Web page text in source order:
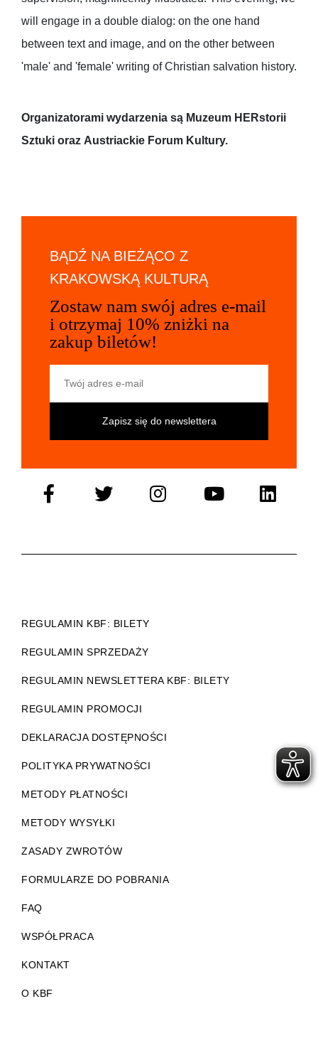
will engage in a double dialog: on the one hand
between text and image, and on the other between
'male' and 'female' writing of Christian salvation history.
Organizatorami wydarzenia są Muzeum HERstorii
Sztuki oraz Austriackie Forum Kultury.
BĄDŹ NA BIEŻĄCO Z
KRAKOWSKĄ KULTURĄ
Zostaw nam swój adres e-mail
i otrzymaj 10% zniżki na
zakup biletów!
REGULAMIN KBF: BILETY
REGULAMIN SPRZEDAŻY
REGULAMIN NEWSLETTERA KBF: BILETY
REGULAMIN PROMOCJI
DEKLARACJA DOSTĘPNOŚCI
POLITYKA PRYWATNOŚCI
METODY PŁATNOŚCI
METODY WYSYŁKI
ZASADY ZWROTÓW
FORMULARZE DO POBRANIA
FAQ
WSPÓŁPRACA
KONTAKT
O KBF